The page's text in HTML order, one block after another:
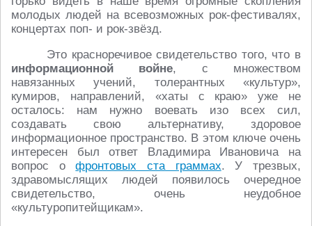
молодых людей на всевозможных рок-фестивалях,
концертах поп- и рок-звёзд.
Это красноречивое свидетельство того, что в
информационной войне, с множеством
навязанных учений, толерантных «культур»,
кумиров, направлений, «хаты с краю» уже не
осталось: нам нужно воевать изо всех сил,
создавать свою альтернативу, здоровое
информационное пространство. В этом ключе очень
интересен был ответ Владимира Ивановича на
вопрос офронтовых ста граммах. У трезвых,
здравомыслящих людей появилось очередное
свидетельство, очень неудобное
«культуропитейщикам».